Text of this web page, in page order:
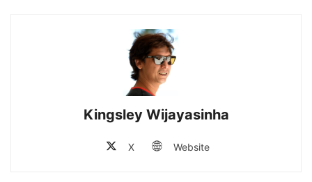
Kingsley Wijayasinha
X Website